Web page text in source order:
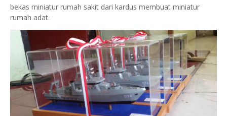
bekas miniatur rumah sakit dari kardus membuat miniatur
rumah adat.